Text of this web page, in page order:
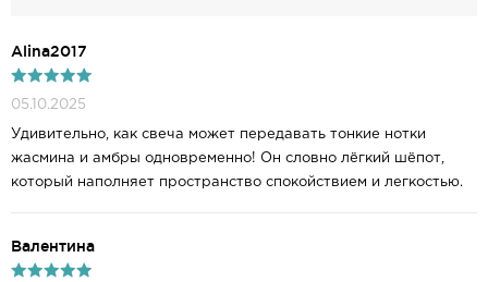
Alina2017
05.10.2025
Удивительно, как свеча может передавать тонкие нотки
жасмина и амбры одновременно! Он словно лёгкий шёпот,
который наполняет пространство спокойствием и легкостью.
Валентина